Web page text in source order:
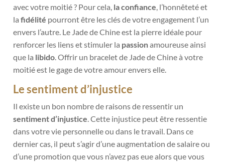
avec votre moitié ? Pour cela, la confiance, l’honnêteté et
la fidélité pourront être les clés de votre engagement l’un
envers l’autre. Le Jade de Chine est la pierre idéale pour
renforcer les liens et stimuler la passionamoureuse ainsi
que la libido. Offrir un bracelet de Jade de Chine à votre
moitié est le gage de votre amour envers elle.
Le sentiment d’injustice
Il existe un bon nombre de raisons de ressentir un
sentiment d’injustice. Cette injustice peut être ressentie
dans votre vie personnelle ou dans le travail. Dans ce
dernier cas, il peut s’agir d’une augmentation de salaire ou
d’une promotion que vous n’avez pas eue alors que vous